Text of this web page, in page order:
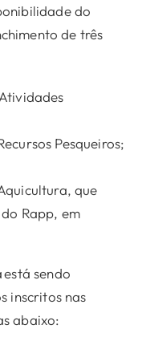
do
de três
Pesqueiros;
que
Rapp, em
sendo
inscritos nas
abaixo: